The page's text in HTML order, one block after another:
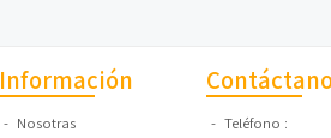
Información
Nosotras
Teléfono